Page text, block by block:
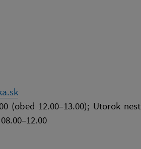
(obed 12.00–13.00); Utorok